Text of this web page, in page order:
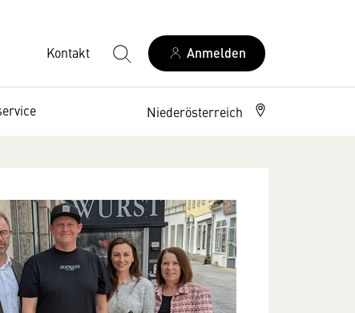
Kontakt Anmelden
Niederösterreich